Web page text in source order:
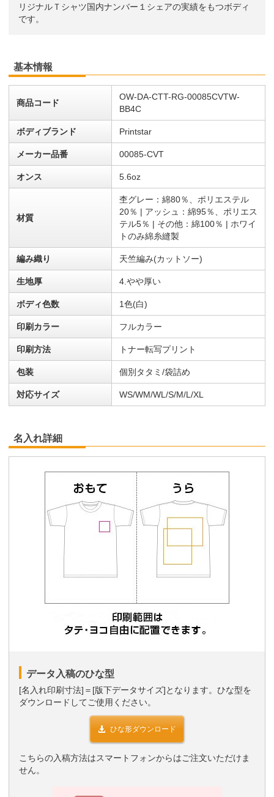
リジナルＴシャツ国内ナンバー１シェアの実績をもつボディ
です。
基本情報
商品コード
OW-DA-CTT-RG-00085CVTW-
BB4C
ボディブランド Printstar
メーカー品番 00085-CVT
オンス 5.6oz
材質
杢グレー：綿80％、ポリエステル
20％ | アッシュ：綿95％、ポリエス
テル5％ | その他：綿100％ | ホワイ
トのみ綿糸縫製
編み織り 天竺編み(カットソー)
生地厚 4.やや厚い
ボディ色数 1色(白)
印刷カラー フルカラー
印刷方法 トナー転写プリント
包装 個別タタミ/袋詰め
対応サイズ WS/WM/WL/S/M/L/XL
名入れ詳細
データ入稿のひな型
[名入れ印刷寸法]＝[版下データサイズ]となります。ひな型を
ダウンロードしてご使用ください。
ひな形ダウンロード
こちらの入稿方法はスマートフォンからはご注文いただけま
せん。